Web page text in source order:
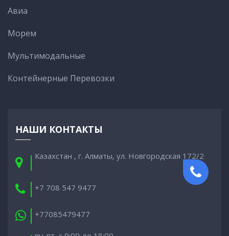
Авиа
Морем
Мультимодальные
Контейнерные Перевозки
НАШИ КОНТАКТЫ
Казахстан , г. Алматы, ул. Новгородская 172/2
+7 708 547 9477
+77085479477